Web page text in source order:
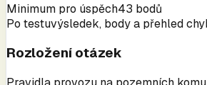
Minimum pro úspěch43 bodů
Po testuvýsledek, body a přehled
Rozložení otázek